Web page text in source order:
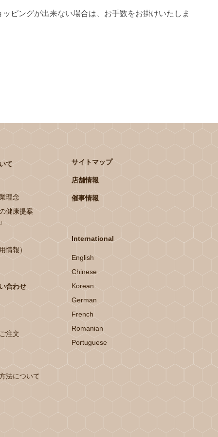
ピングが出来ない場合は、お手数をお掛けいたしま
て
理念
健康提案
情報）
合わせ
注文
法について
サイトマップ
店舗情報
催事情報
International
English
Chinese
Korean
German
French
Romanian
Portuguese